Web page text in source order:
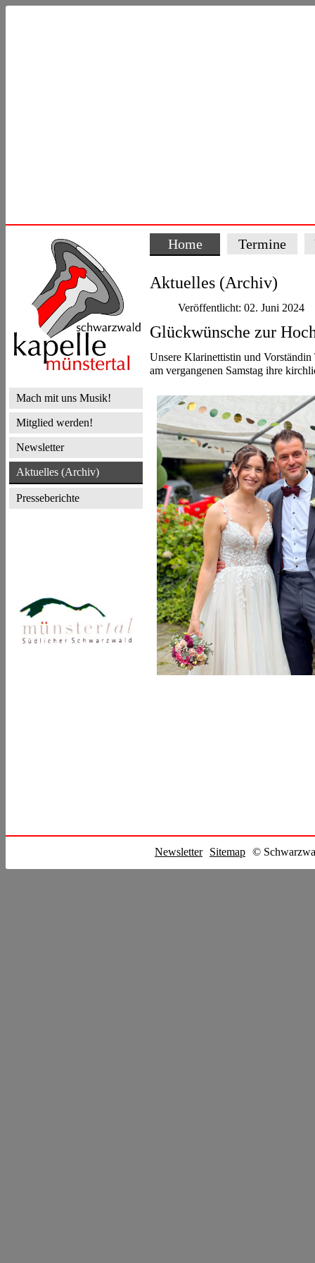
Mach mit uns Musik!
Mitglied werden!
Newsletter
Aktuelles (Archiv)
Presseberichte
Home Termine
Aktuelles (Archiv)
Veröffentlicht: 02. Juni 2024
Glückwünsche zur
Unsere Klarinettistin und
am vergangenen Samstag ihre
Newsletter Sitemap ©